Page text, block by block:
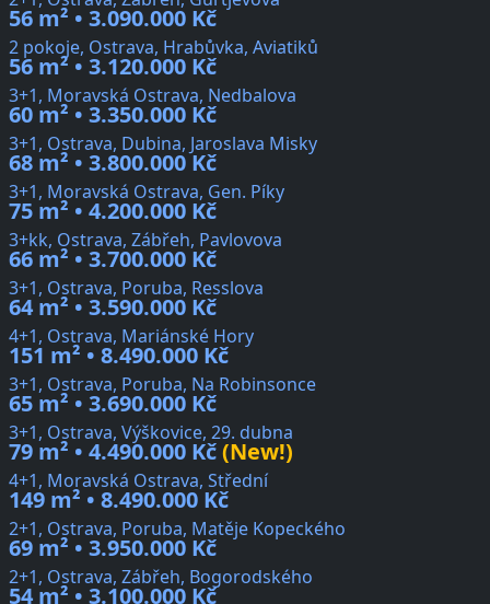
56 m² • 3.090.000 Kč
2 pokoje, Ostrava, Hrabůvka, Aviatiků
56 m² • 3.120.000 Kč
3+1, Moravská Ostrava, Nedbalova
60 m² • 3.350.000 Kč
3+1, Ostrava, Dubina, Jaroslava Misky
68 m² • 3.800.000 Kč
3+1, Moravská Ostrava, Gen. Píky
75 m² • 4.200.000 Kč
3+kk, Ostrava, Zábřeh, Pavlovova
66 m² • 3.700.000 Kč
3+1, Ostrava, Poruba, Resslova
64 m² • 3.590.000 Kč
4+1, Ostrava, Mariánské Hory
151 m² • 8.490.000 Kč
3+1, Ostrava, Poruba, Na Robinsonce
65 m² • 3.690.000 Kč
3+1, Ostrava, Výškovice, 29. dubna
79 m² • 4.490.000 Kč(New!)
4+1, Moravská Ostrava, Střední
149 m² • 8.490.000 Kč
2+1, Ostrava, Poruba, Matěje Kopeckého
69 m² • 3.950.000 Kč
2+1, Ostrava, Zábřeh, Bogorodského
54 m² • 3.100.000 Kč